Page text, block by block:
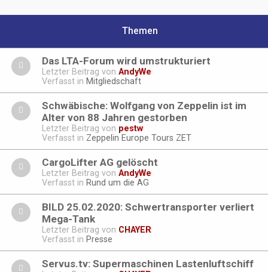
Themen
Das LTA-Forum wird umstrukturiert
Letzter Beitrag von AndyWe
Verfasst in Mitgliedschaft
Schwäbische: Wolfgang von Zeppelin ist im
Alter von 88 Jahren gestorben
Letzter Beitrag von pestw
Verfasst in Zeppelin Europe Tours ZET
CargoLifter AG gelöscht
Letzter Beitrag von AndyWe
Verfasst in Rund um die AG
BILD 25.02.2020: Schwertransporter verliert
Mega-Tank
Letzter Beitrag von CHAYER
Verfasst in Presse
Servus.tv: Supermaschinen Lastenluftschiff